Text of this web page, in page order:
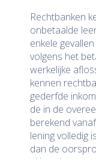
Rechtbanken
onbetaalde
enkele
volgens het
werkelijke
kennen
gederfde
de in de
berekend
lening volledig
dan de